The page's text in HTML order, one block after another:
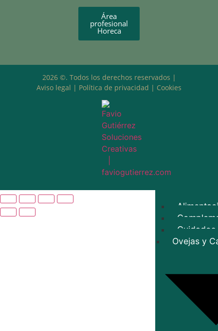
Caballo
Cuidados
Ovejas y
Área
profesional
Horeca
2026 ©. Todos los derechos reservados |
Aviso legal | Política de privacidad | Cookies